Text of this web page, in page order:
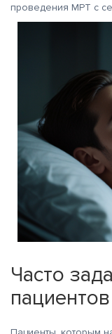
проведения МРТ с
Часто
пациентов